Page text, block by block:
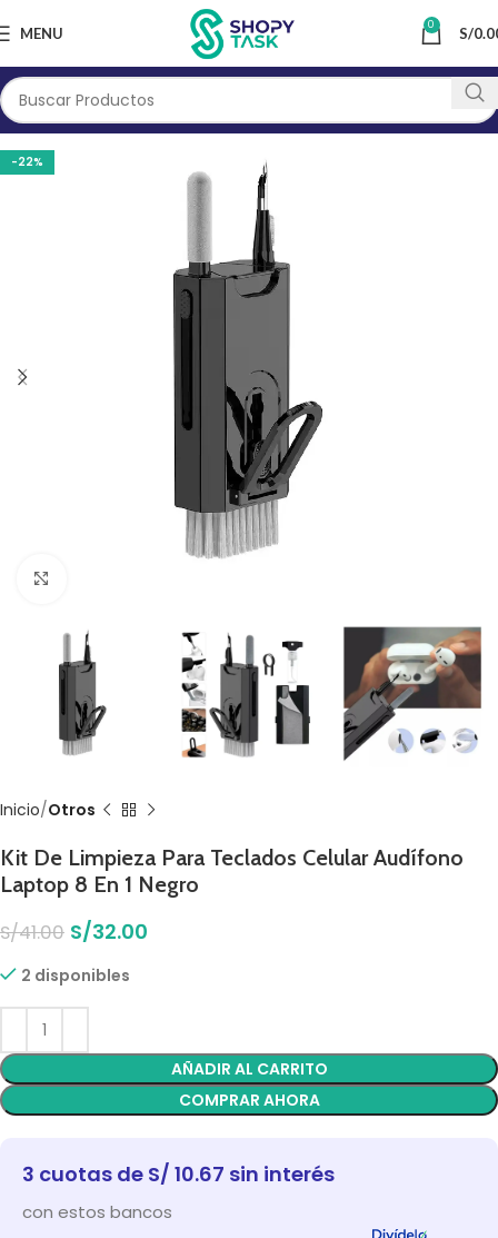
MENU 0 S/
-22%
Inicio Otros
Kit De Limpieza Para Teclados Celular Audífono
Laptop 8 En 1 Negro
S/41.00 S/32.00
2 disponibles
AÑADIR AL CARRITO
COMPRAR AHORA
3 cuotas de S/ 10.67 sin interés
con estos bancos